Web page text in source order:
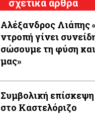
σχετικά άρθρα
Αλέξανδρος Λιάπης «Αν η
ντροπή γίνει
σώσουμε τη φύση
μας»
Συμβολική
στο Καστελόριζο